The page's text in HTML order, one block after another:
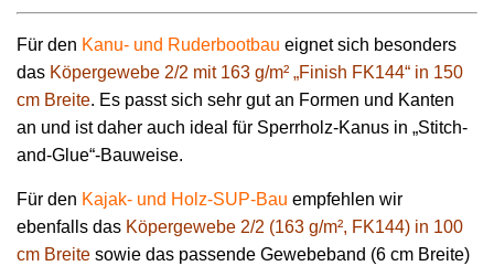
Für den Kanu- und Ruderbootbau eignet sich besonders
das Köpergewebe 2/2 mit 163 g/m² „Finish FK144“ in 150
cm Breite. Es passt sich sehr gut an Formen und Kanten
an und ist daher auch ideal für Sperrholz-Kanus in „Stitch-
and-Glue“-Bauweise.
Für den Kajak- und Holz-SUP-Bau empfehlen wir
ebenfalls das Köpergewebe 2/2 (163 g/m², FK144) in 100
cm Breite sowie das passende Gewebeband (6 cm Breite)